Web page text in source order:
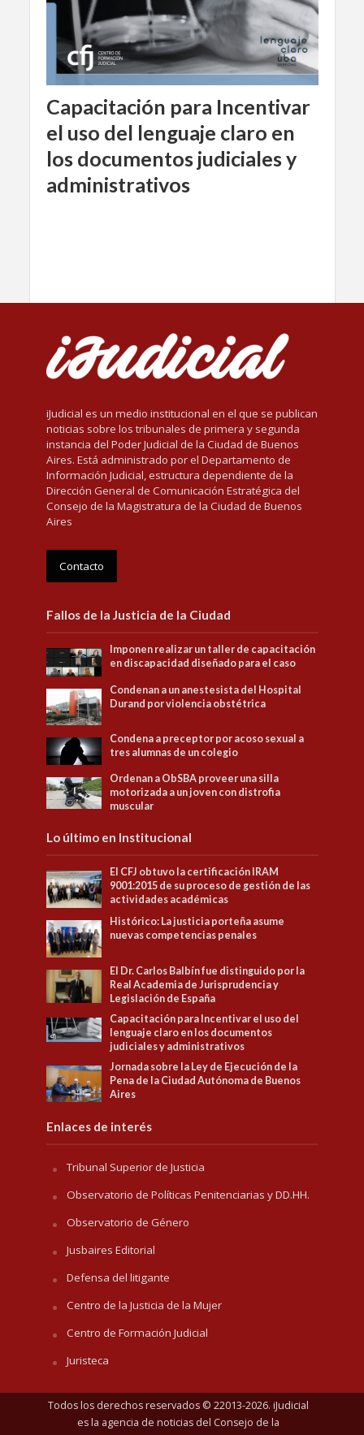
Capacitación para Incentivar
el uso del lenguaje claro en
los documentos judiciales y
administrativos
iJudicial es un medio institucional en el que se publican
noticias sobre los tribunales de primera y segunda
instancia del Poder Judicial de la Ciudad de Buenos
Aires. Está administrado por el Departamento de
Información Judicial, estructura dependiente de la
Dirección General de Comunicación Estratégica del
Consejo de la Magistratura de la Ciudad de Buenos
Aires
Contacto
Fallos de la Justicia de la Ciudad
Imponen realizar un taller de capacitación
en discapacidad diseñado para el caso
Condenan a un anestesista del Hospital
Durand por violencia obstétrica
Condena a preceptor por acoso sexual a
tres alumnas de un colegio
Ordenan a ObSBA proveer una silla
motorizada a un joven con distrofia
muscular
Lo último en Institucional
El CFJ obtuvo la certificación IRAM
9001:2015 de su proceso de gestión de las
actividades académicas
Histórico: La justicia porteña asume
nuevas competencias penales
El Dr. Carlos Balbín fue distinguido por la
Real Academia de Jurisprudencia y
Legislación de España
Capacitación para Incentivar el uso del
lenguaje claro en los documentos
judiciales y administrativos
Jornada sobre la Ley de Ejecución de la
Pena de la Ciudad Autónoma de Buenos
Aires
Enlaces de interés
Tribunal Superior de Justicia
Observatorio de Políticas Penitenciarias y DD.HH.
Observatorio de Género
Jusbaires Editorial
Defensa del litigante
Centro de la Justicia de la Mujer
Centro de Formación Judicial
Juristeca
Todos los derechos reservados © 22013-2026. iJudicial
es la agencia de noticias del Consejo de la